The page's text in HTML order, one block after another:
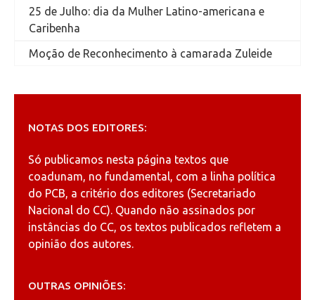
25 de Julho: dia da Mulher Latino-americana e
Caribenha
Moção de Reconhecimento à camarada Zuleide
NOTAS DOS EDITORES:
Só publicamos nesta página textos que
coadunam, no fundamental, com a linha política
do PCB, a critério dos editores (Secretariado
Nacional do CC). Quando não assinados por
instâncias do CC, os textos publicados refletem a
opinião dos autores.
OUTRAS OPINIÕES: